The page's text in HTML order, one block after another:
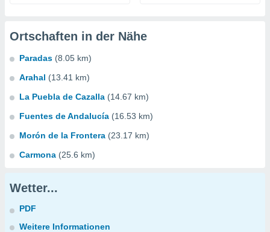
Ortschaften in der Nähe
Paradas (8.05 km)
Arahal (13.41 km)
La Puebla de Cazalla (14.67 km)
Fuentes de Andalucía (16.53 km)
Morón de la Frontera (23.17 km)
Carmona (25.6 km)
Wetter...
PDF
Weitere Informationen